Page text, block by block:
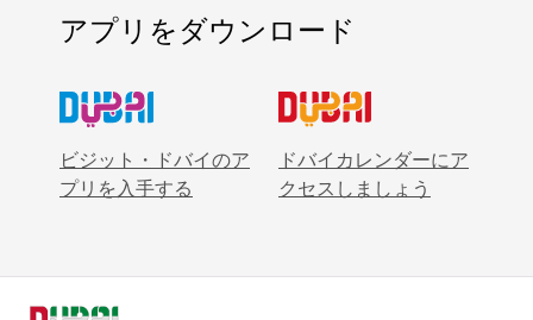
アプリをダウンロード
ビジット・ドバイのア
プリを入手する
ドバイカレンダーにア
クセスしましょう